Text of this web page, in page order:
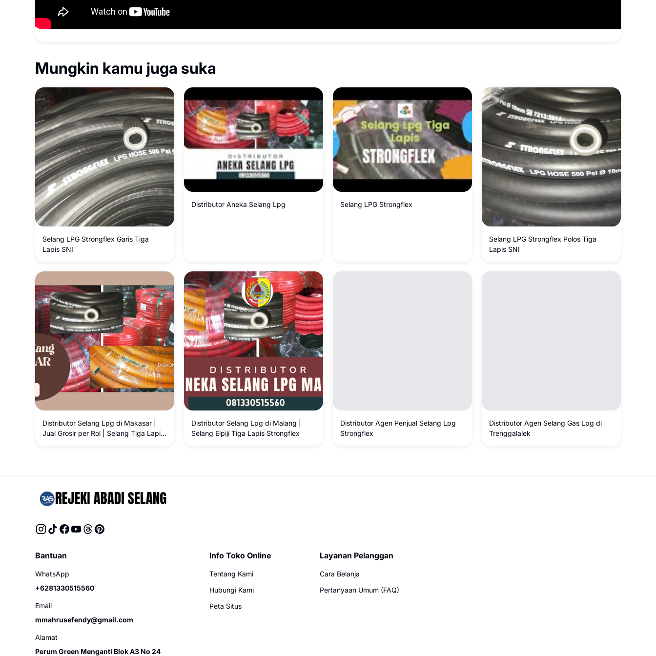
Mungkin kamu juga suka
Selang LPG Strongflex Garis Tiga
Lapis SNI
Distributor Aneka Selang Lpg Selang LPG Strongflex
Selang LPG Strongflex Polos Tiga
Lapis SNI
Distributor Selang Lpg di Makasar |
Jual Grosir per Rol | Selang Tiga Lapis
Distributor Selang Lpg di Malang |
Selang Elpiji Tiga Lapis Strongflex
Distributor Agen Penjual Selang Lpg
Strongflex
Distributor Agen Selang Gas Lpg di
Trenggalalek
Bantuan
WhatsApp
+6281330515560
Email
mmahrusefendy@gmail.com
Alamat
Perum Green Menganti Blok A3 No 24
Info Toko Online
Tentang Kami
Hubungi Kami
Peta Situs
Layanan Pelanggan
Cara Belanja
Pertanyaan Umum (FAQ)